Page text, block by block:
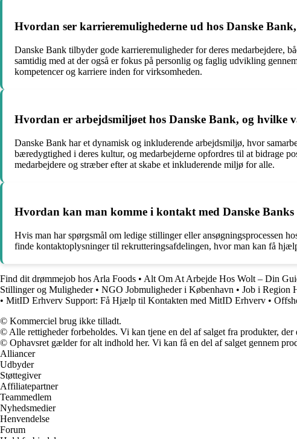
Hvordan ser karrieremulighederne ud hos Danske
Danske Bank tilbyder gode karrieremuligheder for deres medarbejdere,
samtidig med at der også er fokus på personlig og faglig udvikling
kompetencer og karriere inden for virksomheden.
Hvordan er arbejdsmiljøet hos Danske Bank, og
Danske Bank har et dynamisk og inkluderende arbejdsmiljø, hvor
bæredygtighed i deres kultur, og medarbejderne opfordres til at bidrage
medarbejdere og stræber efter at skabe et inkluderende miljø for alle.
Hvordan kan man komme i kontakt med Danske Banks
Hvis man har spørgsmål om ledige stillinger eller ansøgningsprocessen
finde kontaktoplysninger til rekrutteringsafdelingen, hvor man kan få
Find dit drømmejob hos Arla Foods • Alt Om At Arbejde Hos Wolt – Din
Stillinger og Muligheder• NGO Jobmuligheder i København • Job i Region
• MitID Erhverv Support: Få Hjælp til Kontakten med MitID Erhverv •
© Kommerciel brug ikke tilladt.
© Alle rettigheder forbeholdes. Vi kan tjene en del af salget fra produkter,
© Ophavsret gælder for alt indhold her. Vi kan få en del af salget gennem
Alliancer
Udbyder
Støttegiver
Affiliatepartner
Teammedlem
Nyhedsmedier
Henvendelse
Forum